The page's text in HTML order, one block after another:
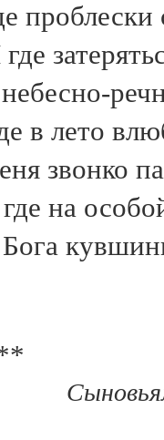
проблески
в лето
звонко
на